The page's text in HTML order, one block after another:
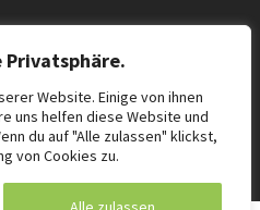
Website. Einige von ihnen
uns helfen diese Website und
du auf "Alle zulassen" klickst,
von Cookies zu.